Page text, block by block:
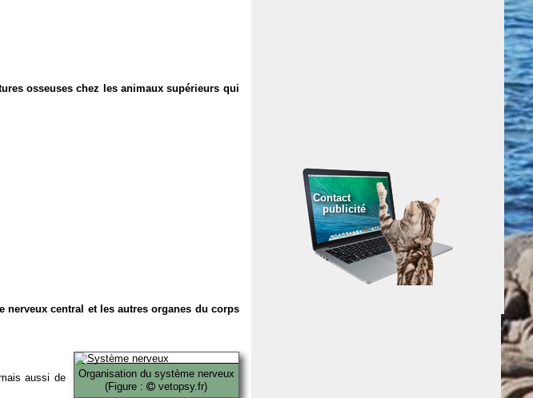
osseuses chez les animaux supérieurs qui
nerveux central et les autres organes du corps
Organisation du système nerveux
(Figure :
vetopsy.fr)
aussi de
Contact
publicité